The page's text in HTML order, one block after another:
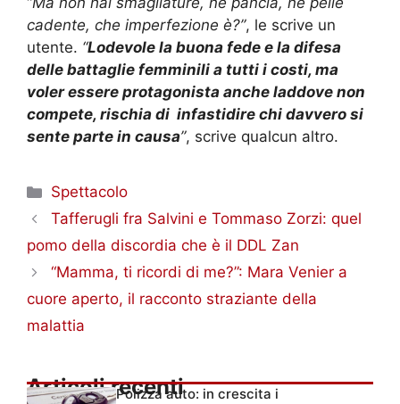
cadente, che imperfezione è?”, le scrive un
utente. “Lodevole la buona fede e la difesa
delle battaglie femminili a tutti i costi, ma
voler essere protagonista anche laddove non
compete, rischia di infastidire chi davvero si
sente parte in causa”, scrive qualcun altro.
Categorie
Spettacolo
Tafferugli fra Salvini e Tommaso Zorzi: quel
pomo della discordia che è il DDL Zan
“Mamma, ti ricordi di me?”: Mara Venier a
cuore aperto, il racconto straziante della
malattia
Articoli recentiPolizza auto: in crescita i